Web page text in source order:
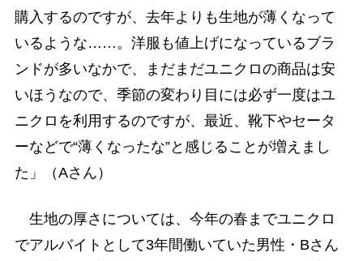
購入するのですが、去年よりも生地が薄くなって
いるような……。洋服も値上げになっているブラ
ンドが多いなかで、まだまだユニクロの商品は安
いほうなので、季節の変わり目には必ず一度はユ
ニクロを利用するのですが、最近、靴下やセータ
ーなどで“薄くなったな”と感じることが増えまし
た」（Aさん）
生地の厚さについては、今年の春までユニクロ
でアルバイトとして3年間働いていた男性・Bさん